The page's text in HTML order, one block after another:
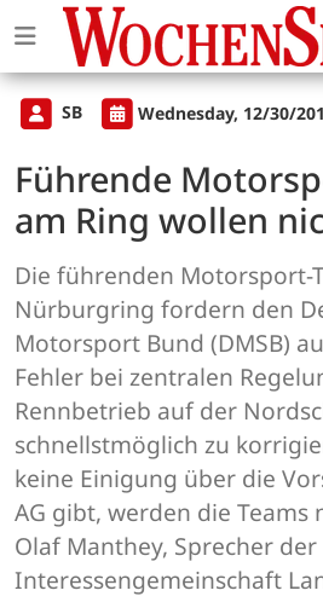
SB Wednesday, 12/30/
Führende
am Ring wollen
Die führenden Motorsport-
Nürburgring fordern den
Motorsport Bund (DMSB)
Fehler bei zentralen
Rennbetrieb auf der
schnellstmöglich zu
keine Einigung über die
AG gibt, werden die Teams
Olaf Manthey, Sprecher
Interessengemeinschaft